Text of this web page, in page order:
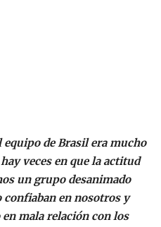
equipo de Brasil era mucho
veces en que la actitud
un grupo desanimado
en nosotros y
en mala relación con los